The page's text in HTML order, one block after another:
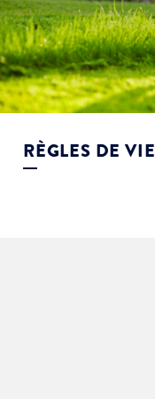
RÈGLES DE VIE